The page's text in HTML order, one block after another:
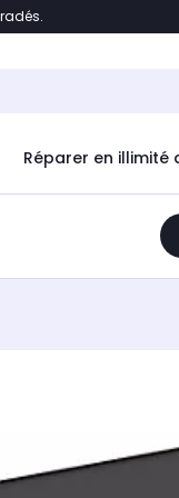
Accéder
Réparer en illimité